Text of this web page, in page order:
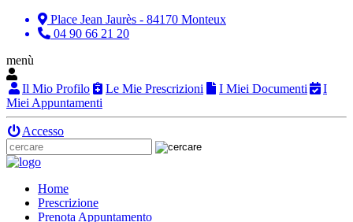
Place Jean Jaurès - 84170 Monteux
04 90 66 21 20
menù
Il Mio Profilo Le Mie Prescrizioni I Miei Documenti
I
Miei Appuntamenti
Accesso
Home
Prescrizione
Prenota Appuntamento